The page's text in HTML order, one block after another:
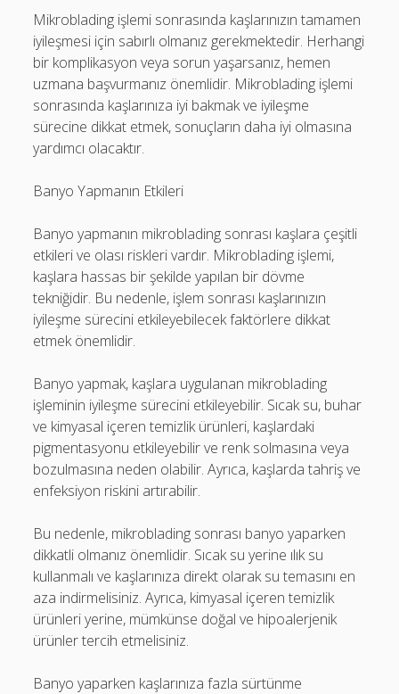
Mikroblading işlemi sonrasında kaşlarınızın tamamen
iyileşmesi için sabırlı olmanız gerekmektedir. Herhangi
bir komplikasyon veya sorun yaşarsanız, hemen
uzmana başvurmanız önemlidir. Mikroblading işlemi
sonrasında kaşlarınıza iyi bakmak ve iyileşme
sürecine dikkat etmek, sonuçların daha iyi olmasına
yardımcı olacaktır.
Banyo Yapmanın Etkileri
Banyo yapmanın mikroblading sonrası kaşlara çeşitli
etkileri ve olası riskleri vardır. Mikroblading işlemi,
kaşlara hassas bir şekilde yapılan bir dövme
tekniğidir. Bu nedenle, işlem sonrası kaşlarınızın
iyileşme sürecini etkileyebilecek faktörlere dikkat
etmek önemlidir.
Banyo yapmak, kaşlara uygulanan mikroblading
işleminin iyileşme sürecini etkileyebilir. Sıcak su, buhar
ve kimyasal içeren temizlik ürünleri, kaşlardaki
pigmentasyonu etkileyebilir ve renk solmasına veya
bozulmasına neden olabilir. Ayrıca, kaşlarda tahriş ve
enfeksiyon riskini artırabilir.
Bu nedenle, mikroblading sonrası banyo yaparken
dikkatli olmanız önemlidir. Sıcak su yerine ılık su
kullanmalı ve kaşlarınıza direkt olarak su temasını en
aza indirmelisiniz. Ayrıca, kimyasal içeren temizlik
ürünleri yerine, mümkünse doğal ve hipoalerjenik
ürünler tercih etmelisiniz.
Banyo yaparken kaşlarınıza fazla sürtünme